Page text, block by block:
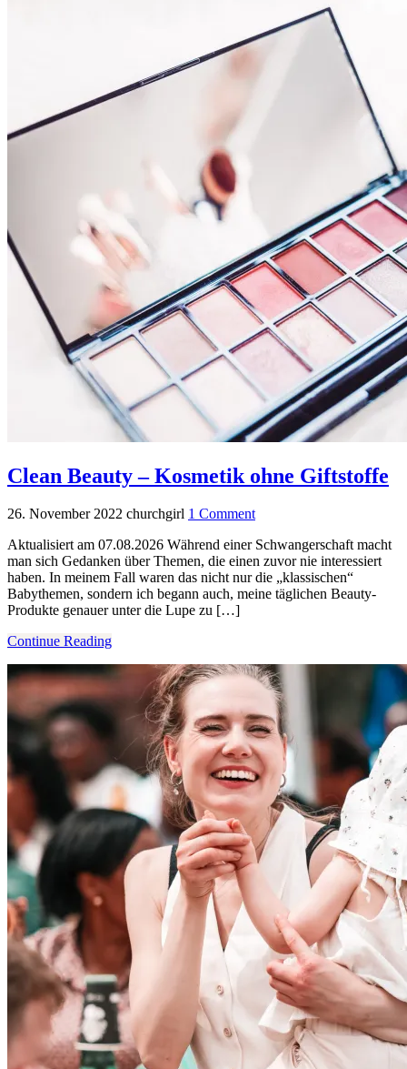
Clean Beauty – Kosmetik ohne Giftstoffe
26. November 2022 churchgirl 1 Comment
Aktualisiert am 07.08.2026 Während einer Schwangerschaft macht
man sich Gedanken über Themen, die einen zuvor nie interessiert
haben. In meinem Fall waren das nicht nur die „klassischen“
Babythemen, sondern ich begann auch, meine täglichen Beauty-
Produkte genauer unter die Lupe zu […]
Continue Reading